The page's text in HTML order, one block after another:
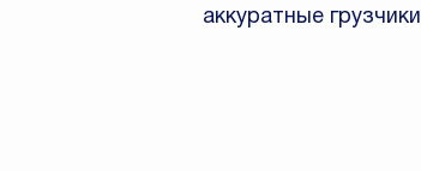
аккуратные грузчики